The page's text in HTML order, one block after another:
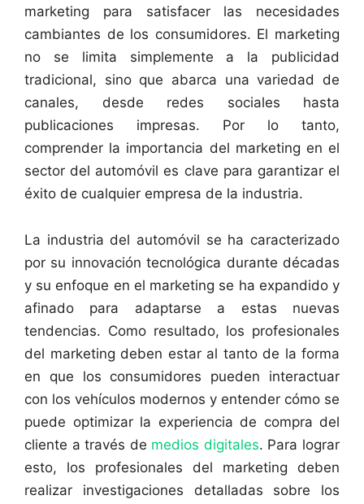
marketing para satisfacer las necesidades
cambiantes de los consumidores. El marketing
no se limita simplemente a la publicidad
tradicional, sino que abarca una variedad de
canales, desde redes sociales hasta
publicaciones impresas. Por lo tanto,
comprender la importancia del marketing en el
sector del automóvil es clave para garantizar el
éxito de cualquier empresa de la industria.
La industria del automóvil se ha caracterizado
por su innovación tecnológica durante décadas
y su enfoque en el marketing se ha expandido y
afinado para adaptarse a estas nuevas
tendencias. Como resultado, los profesionales
del marketing deben estar al tanto de la forma
en que los consumidores pueden interactuar
con los vehículos modernos y entender cómo se
puede optimizar la experiencia de compra del
cliente a través de medios digitales. Para lograr
esto, los profesionales del marketing deben
realizar investigaciones detalladas sobre los